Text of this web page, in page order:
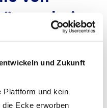
und Zukunft
Plattform und kein
Ecke erworben
bei
teilweise unabhängige
die einzelnen
Grundsätzen
, sondern auch